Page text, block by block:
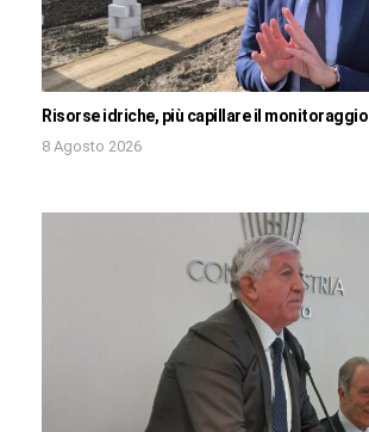
Risorse idriche, più capillare il monitoraggio
8 Agosto 2026